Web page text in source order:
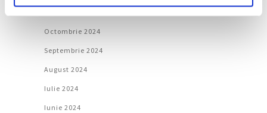
Octombrie 2024
Septembrie 2024
August 2024
Iulie 2024
Iunie 2024